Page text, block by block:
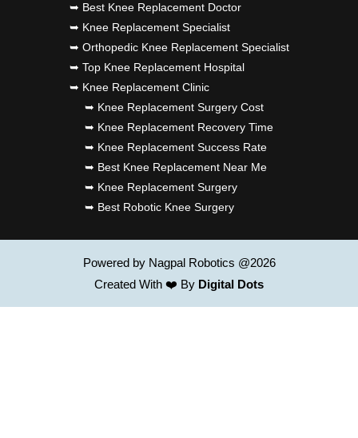
➥ Best Knee Replacement Doctor
➥ Knee Replacement Specialist
➥ Orthopedic Knee Replacement Specialist
➥ Top Knee Replacement Hospital
➥ Knee Replacement Clinic
➥ Knee Replacement Surgery Cost
➥ Knee Replacement Recovery Time
➥ Knee Replacement Success Rate
➥ Best Knee Replacement Near Me
➥ Knee Replacement Surgery
➥ Best Robotic Knee Surgery
Powered by Nagpal Robotics @2026
Created With ❤️ By Digital Dots